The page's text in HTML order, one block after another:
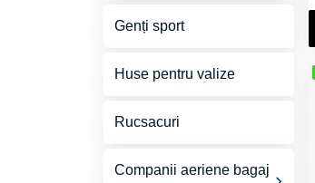
Genți sport
Huse pentru valize
Rucsacuri
Companii aeriene bagaj